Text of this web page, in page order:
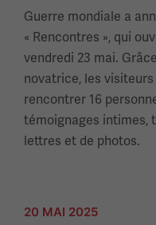
Guerre mondiale a
« Rencontres », qui
vendredi 23 mai.
novatrice, les
rencontrer 16
témoignages intimes,
lettres et de photos.
20 MAI 2025